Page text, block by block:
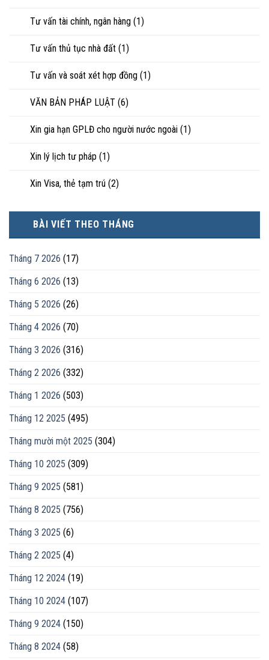
Tư vấn tài chính, ngân hàng (1)
Tư vấn thủ tục nhà đất (1)
Tư vấn và soát xét hợp đồng (1)
VĂN BẢN PHÁP LUẬT (6)
Xin gia hạn GPLĐ cho người nước ngoài (1)
Xin lý lịch tư pháp (1)
Xin Visa, thẻ tạm trú (2)
BÀI VIẾT THEO THÁNG
Tháng 7 2026 (17)
Tháng 6 2026 (13)
Tháng 5 2026 (26)
Tháng 4 2026 (70)
Tháng 3 2026 (316)
Tháng 2 2026 (332)
Tháng 1 2026 (503)
Tháng 12 2025 (495)
Tháng mười một 2025 (304)
Tháng 10 2025 (309)
Tháng 9 2025 (581)
Tháng 8 2025 (756)
Tháng 3 2025 (6)
Tháng 2 2025 (4)
Tháng 12 2024 (19)
Tháng 10 2024 (107)
Tháng 9 2024 (150)
Tháng 8 2024 (58)